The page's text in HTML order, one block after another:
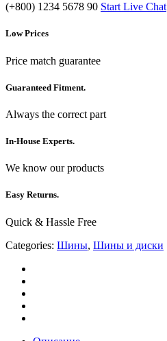
(+800) 1234 5678 90 Start Live Chat
Low Prices
Price match guarantee
Guaranteed Fitment.
Always the correct part
In-House Experts.
We know our products
Easy Returns.
Quick & Hassle Free
Categories: Шины, Шины и диски